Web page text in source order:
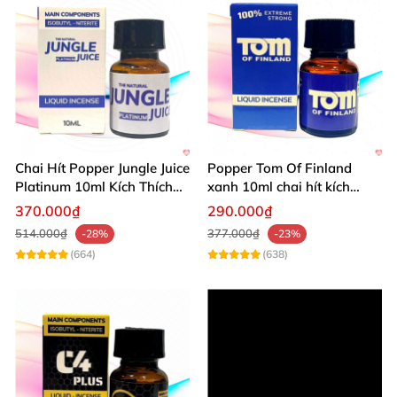
Chai Hít Popper Jungle Juice
Platinum 10ml Kích Thích
Mạnh
370.000₫
514.000₫
-28%
(664)
Popper Tom Of Finland
xanh 10ml chai hít kích
thích mạnh mẽ
290.000₫
377.000₫
-23%
(638)